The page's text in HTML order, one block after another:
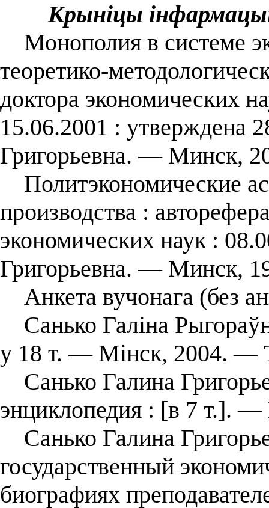
Крыніцы
Монополия в системе
теоретико-
доктора экономических
15.06.2001 : утверждена
Григорьевна. ― Минск,
Политэкономические
производства :
экономических наук :
Григорьевна. ― Минск,
Анкета вучонага (без
Санько Галіна
у 18 т. — Мінск, 2004. —
Санько Галина
энциклопедия : [в 7 т.].
Санько Галина
государственный
биографиях